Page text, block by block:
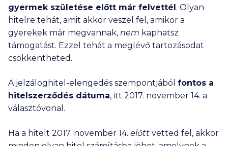
gyermek születése előtt már felvettél. Olyan
hitelre tehát, amit akkor veszel fel, amikor a
gyerekek már megvannak, nem kaphatsz
támogatást. Ezzel tehát a meglévő tartozásodat
csökkentheted.
A jelzáloghitel-elengedés szempontjából fontos a
hitelszerződés dátuma, itt 2017. november 14. a
választóvonal.
Ha a hitelt 2017. november 14. előtt vetted fel, akkor